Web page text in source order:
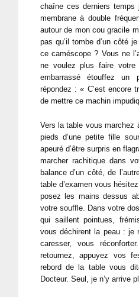
chaîne ces derniers temps
membrane à double
autour de mon cou gracile
pas qu’il tombe d’un côté
ce caméscope ? Vous ne
ne voulez plus faire
embarrassé étouffez un
répondez : « C’est encore
de mettre ce machin
Vers la table vous marchez
pieds d’une petite fille
apeuré d’être surpris en
marcher rachitique dans
balance d’un côté, de
table d’examen vous
posez les mains dessus
votre souffle. Dans votre
qui saillent pointues,
vous déchirent la peau : je
caresser, vous
retournez, appuyez vos
rebord de la table vous
Docteur. Seul, je n’y arrive